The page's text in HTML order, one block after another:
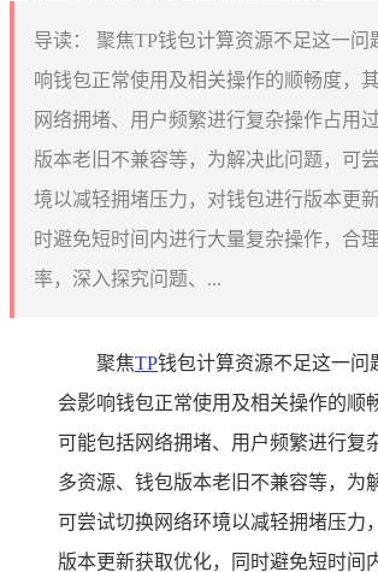
导读：
聚焦TP钱包计算资源不足这一问
响钱包正常使用及相关操作的顺畅度，
网络拥堵、用户频繁进行复杂操作占用
版本老旧不兼容等，为解决此问题，可
境以减轻拥堵压力，对钱包进行版本更
时避免短时间内进行大量复杂操作，合
率，深入探究问题、...
聚焦TP钱包计算资源不足这一问
会影响钱包正常使用及相关操作的顺
可能包括网络拥堵、用户频繁进行复
多资源、钱包版本老旧不兼容等，为
可尝试切换网络环境以减轻拥堵压力
版本更新获取优化，同时避免短时间